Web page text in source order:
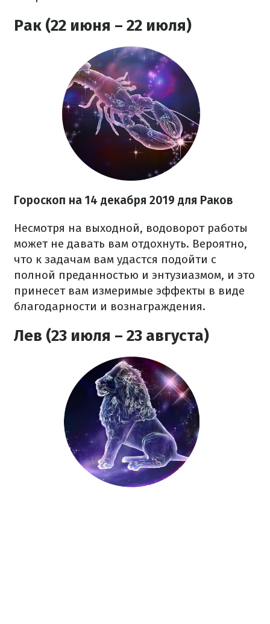
Рак (22 июня – 22 июля)
Гороскоп на 14 декабря 2019 для Раков
Несмотря на выходной, водоворот работы
может не давать вам отдохнуть. Вероятно,
что к задачам вам удастся подойти с
полной преданностью и энтузиазмом, и это
принесет вам измеримые эффекты в виде
благодарности и вознаграждения.
Лев (23 июля – 23 августа)